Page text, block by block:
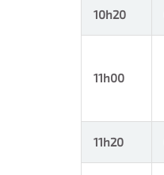
10h20
11h00
11h20